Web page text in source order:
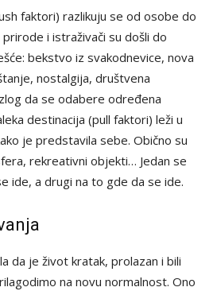
faktori) razlikuju se od osobe do
i istraživači su došli do
bekstvo iz svakodnevice, nova
nostalgija, društvena
da se odabere određena
destinacija (pull faktori) leži u
je predstavila sebe. Obično su
rekreativni objekti… Jedan se
ide, a drugi na to gde da se ide.
da je život kratak, prolazan i bili
na novu normalnost. Ono